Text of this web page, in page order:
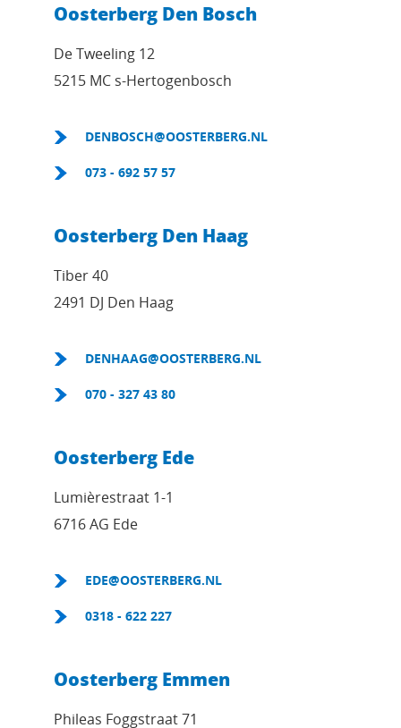
Oosterberg Den Bosch
De Tweeling 12
5215 MC s-Hertogenbosch
DENBOSCH@OOSTERBERG.NL
073 - 692 57 57
Oosterberg Den Haag
Tiber 40
2491 DJ Den Haag
DENHAAG@OOSTERBERG.NL
070 - 327 43 80
Oosterberg Ede
Lumièrestraat 1-1
6716 AG Ede
EDE@OOSTERBERG.NL
0318 - 622 227
Oosterberg Emmen
Phileas Foggstraat 71